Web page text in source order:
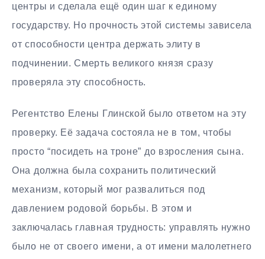
центры и сделала ещё один шаг к единому
государству. Но прочность этой системы зависела
от способности центра держать элиту в
подчинении. Смерть великого князя сразу
проверяла эту способность.
Регентство Елены Глинской было ответом на эту
проверку. Её задача состояла не в том, чтобы
просто “посидеть на троне” до взросления сына.
Она должна была сохранить политический
механизм, который мог развалиться под
давлением родовой борьбы. В этом и
заключалась главная трудность: управлять нужно
было не от своего имени, а от имени малолетнего